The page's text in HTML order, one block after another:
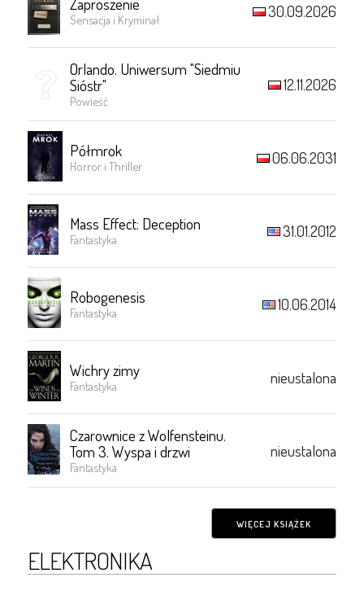
Sensacja i Kryminał 30.09.2026
Orlando. Uniwersum "Siedmiu
Sióstr"
Powieść
12.11.2026
Półmrok
Horror i Thriller 06.06.2031
Mass Effect: Deception
Fantastyka 31.01.2012
Robogenesis
Fantastyka 10.06.2014
Wichry zimy
Fantastyka nieustalona
Czarownice z Wolfensteinu.
Tom 3. Wyspa i drzwi
Fantastyka
nieustalona
WIĘCEJ KSIĄŻEK
ELEKTRONIKA